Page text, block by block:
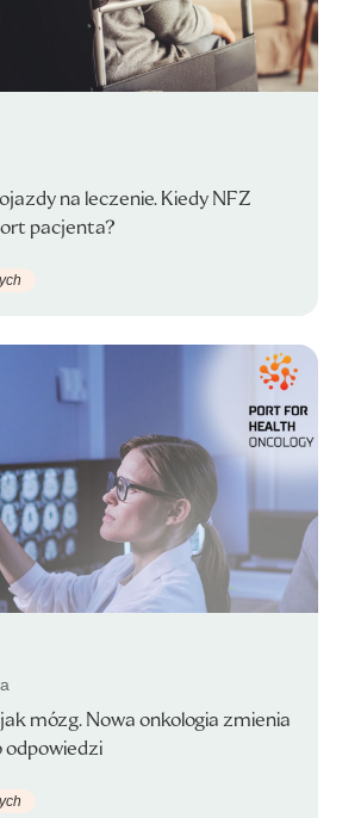
na leczenie. Kiedy NFZ
pacjenta?
mózg. Nowa onkologia zmienia
odpowiedzi